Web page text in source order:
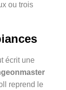
ou trois
écrit une
reprend le